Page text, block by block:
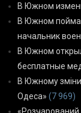
В Южном
В Южном
начальник
В Южном
бесплатные
В Южному
Одеса» (7 969)